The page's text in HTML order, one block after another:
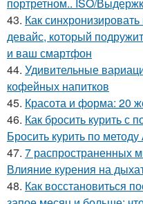
43. Как
девайс, который
и ваш смартфон
44. Удивительные
кофейных напитков
45. Красота и форма: 20
46. Как бросить курить с
Бросить курить по
47. 7 распространенных
Влияние курения на
48. Как восстановиться